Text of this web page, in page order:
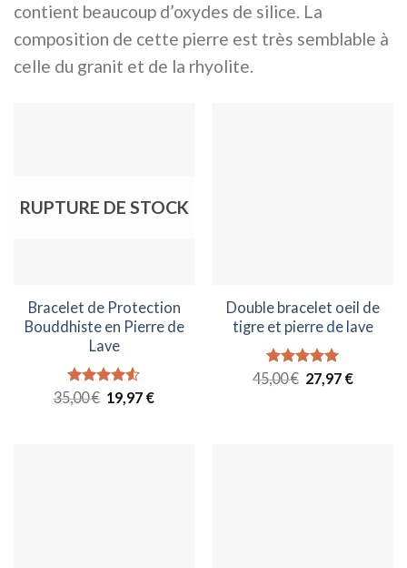
contient beaucoup d’oxydes de silice. La
composition de cette pierre est très semblable à
celle du granit et de la rhyolite.
RUPTURE DE STOCK
Bracelet de Protection
Bouddhiste en Pierre de
Lave
Note 4.50
35,00€ Le
prix
19,97 €Le
Double bracelet oeil de
tigre et pierre de lave
Note 5.00
45,00€ Le
prix
27,97 €Le